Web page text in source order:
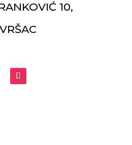
10,
VRŠAC